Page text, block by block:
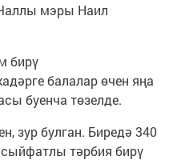
мэры Наил
бирү
балалар өчен яңа
буенча төзелде.
зур булган. Биредә 340
тәрбия бирү